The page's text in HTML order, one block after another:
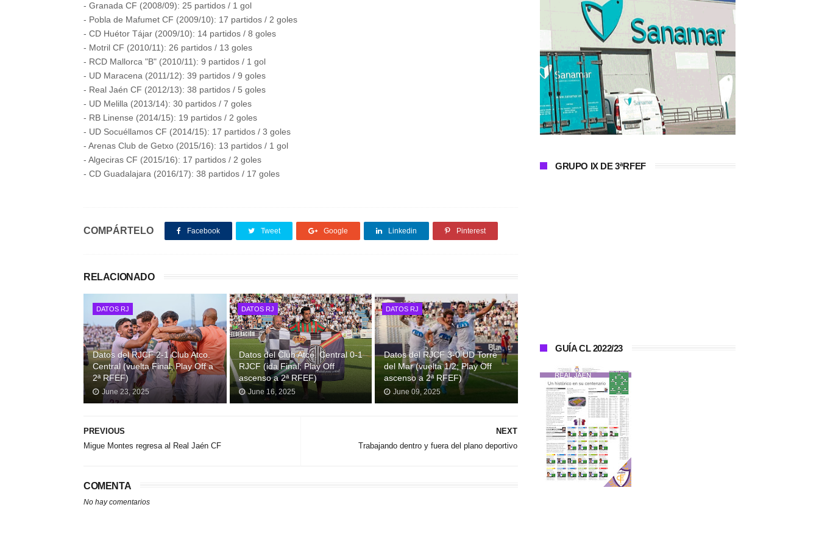
- Granada CF (2008/09): 25 partidos / 1 gol
- Pobla de Mafumet CF (2009/10): 17 partidos / 2 goles
- CD Huétor Tájar (2009/10): 14 partidos / 8 goles
- Motril CF (2010/11): 26 partidos / 13 goles
- RCD Mallorca "B" (2010/11): 9 partidos / 1 gol
- UD Maracena (2011/12): 39 partidos / 9 goles
- Real Jaén CF (2012/13): 38 partidos / 5 goles
- UD Melilla (2013/14): 30 partidos / 7 goles
- RB Linense (2014/15): 19 partidos / 2 goles
- UD Socuéllamos CF (2014/15): 17 partidos / 3 goles
- Arenas Club de Getxo (2015/16): 13 partidos / 1 gol
- Algeciras CF (2015/16): 17 partidos / 2 goles
- CD Guadalajara (2016/17): 38 partidos / 17 goles
COMPÁRTELO Facebook Tweet Google Linkedin Pinterest
RELACIONADO
DATOS RJ
Datos del RJCF 2-1 Club Atco.
Central (vuelta Final; Play Off a
2ª RFEF)
June 23, 2025
DATOS RJ
Datos del Club Atco. Central 0-1
RJCF (ida Final; Play Off
ascenso a 2ª RFEF)
June 16, 2025
DATOS RJ
Datos del RJCF 3-0 UD Torre
del Mar (vuelta 1/2; Play Off
ascenso a 2ª RFEF)
June 09, 2025
NEXT
Trabajando dentro y fuera del plano deportivo
PREVIOUS
Migue Montes regresa al Real Jaén CF
COMENTA
No hay comentarios
GRUPO IX DE 3ªRFEF
GUÍA CL 2022/23